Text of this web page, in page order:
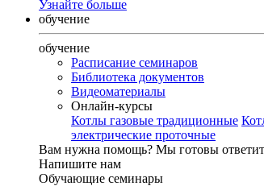
Узнайте больше
обучение
обучение
Расписание семинаров
Библиотека документов
Видеоматериалы
Онлайн-курсы
Котлы газовые традиционные
электрические проточные
Вам нужна помощь? Мы готовы
Напишите нам
Обучающие семинары